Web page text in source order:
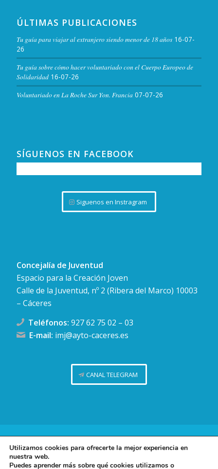
ÚLTIMAS PUBLICACIONES
Tu guía para viajar al extranjero siendo menor de 18 años 16-07-
26
Tu guía sobre cómo hacer voluntariado con el Cuerpo Europeo de
Solidaridad 16-07-26
Voluntariado en La Roche Sur Yon. Francia 07-07-26
SÍGUENOS EN FACEBOOK
Siguenos en Instragram
Concejalía de Juventud
Espacio para la Creación Joven
Calle de la Juventud, nº 2 (Ribera del Marco) 10003
– Cáceres
Teléfonos: 927 62 75 02 – 03
E-mail: imj@ayto-caceres.es
CANAL TELEGRAM
Concejalía de Juventud (Ayuntamiento de Cáceres)
Facebook
TwitterTelegram
Política de privacidad
Utilizamos cookies para ofrecerte la mejor experiencia en
nuestra web.
Puedes aprender más sobre qué cookies utilizamos o